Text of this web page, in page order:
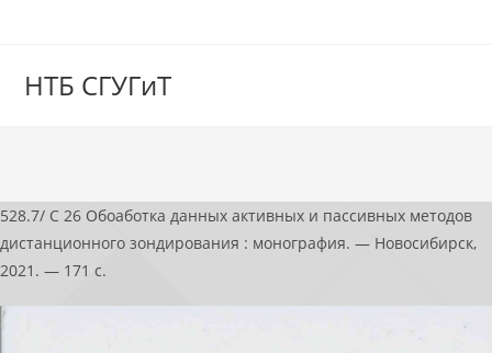
НТБ СГУГиТ
528.7/ С 26 Обоаботка данных активных и пассивных методов
дистанционного зондирования : монография. — Новосибирск,
2021. — 171 с.